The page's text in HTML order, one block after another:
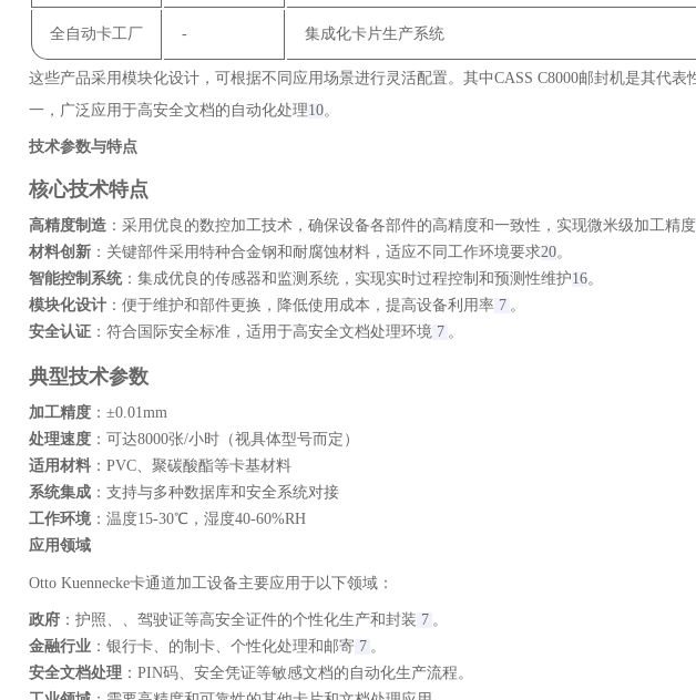
全自动卡工厂 - 集成化卡片生产系统
这些产品采用模块化设计，可根据不同应用场景进行灵活配置。其中CASS C8000邮封机是其代表
一，广泛应用于高安全文档的自动化处理10。
技术参数与特点
核心技术特点
高精度制造 ‌：采用优良的数控加工技术，确保设备各部件的高精度和一致性，实现微米级加工精度
材料创新 ‌：关键部件采用特种合金钢和耐腐蚀材料，适应不同工作环境要求20。
智能控制系统‌：集成优良的传感器和监测系统，实现实时过程控制和预测性维护16。
模块化设计 ‌：便于维护和部件更换，降低使用成本，提高设备利用率 7 。
安全认证 ‌：符合国际安全标准，适用于高安全文档处理环境 7 。
典型技术参数
加工精度 ‌：±0.01mm
处理速度 ‌：可达8000张/小时（视具体型号而定）
适用材料 ‌：PVC、聚碳酸酯等卡基材料
系统集成 ‌：支持与多种数据库和安全系统对接
工作环境 ‌：温度15-30℃，湿度40-60%RH
应用领域
Otto Kuennecke卡通道加工设备主要应用于以下领域：
政府 ：护照、、驾驶证等高安全证件的个性化生产和封装 7 。
金融行业 ‌：银行卡、的制卡、个性化处理和邮寄 7 。
安全文档处理 ‌：PIN码、安全凭证等敏感文档的自动化生产流程。